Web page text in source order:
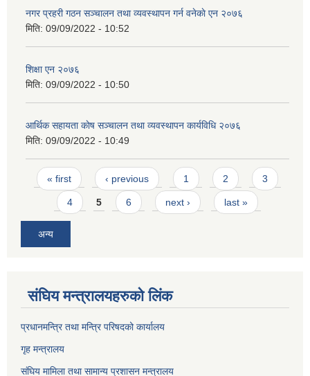
नगर प्रहरी गठन सञ्चालन तथा व्यवस्थापन गर्न वनेकाे एन २०७६
मिति: 09/09/2022 - 10:52
शिक्षा एन २०७६
मिति: 09/09/2022 - 10:50
आर्थिक सहायता काेष सञ्चालन तथा व्यवस्थापन कार्यविधि २०७६
मिति: 09/09/2022 - 10:49
Pages
« first ‹ previous 1 2 3
4 5 6 next › last »
अन्य
संघिय मन्त्र‍ालयहरुको लिंक
प्रधानमन्त्रि तथा मन्त्रि परिषदको कार्यालय
गृह मन्त्रालय
संघिय मामिला तथा सामान्य प्रशासन मन्त्रालय